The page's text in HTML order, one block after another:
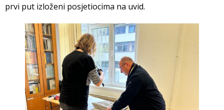
prvi put izloženi posjetiocima na uvid.